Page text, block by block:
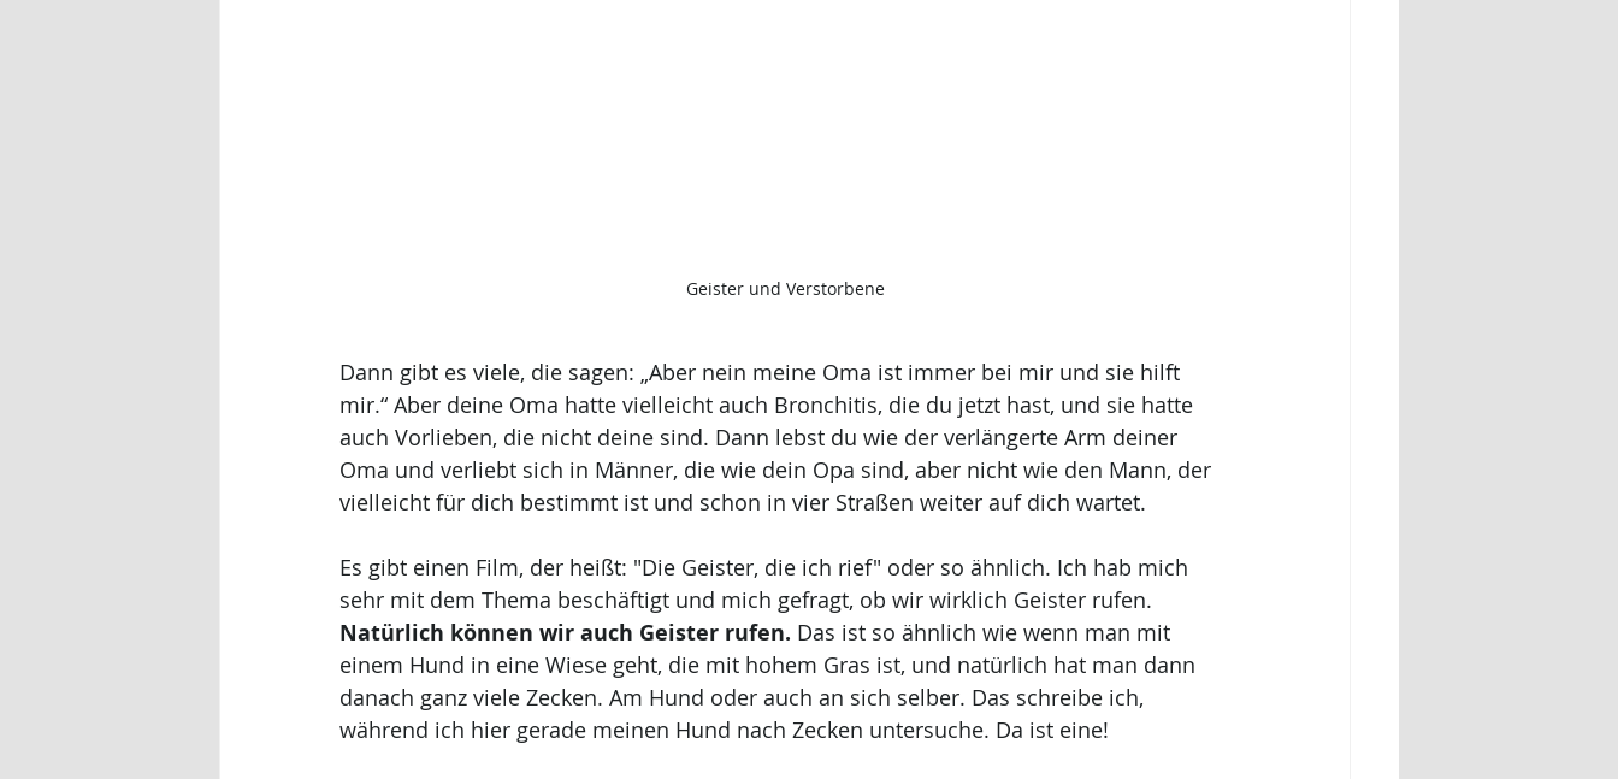
Geister und Verstorbene
Dann gibt es viele, die sagen: „Aber nein meine Oma ist immer bei mir und sie hilft
mir.“ Aber deine Oma hatte vielleicht auch Bronchitis, die du jetzt hast, und sie hatte
auch Vorlieben, die nicht deine sind. Dann lebst du wie der verlängerte Arm deiner
Oma und verliebt sich in Männer, die wie dein Opa sind, aber nicht wie den Mann, der
vielleicht für dich bestimmt ist und schon in vier Straßen weiter auf dich wartet.
Es gibt einen Film, der heißt: "Die Geister, die ich rief" oder so ähnlich. Ich hab mich
sehr mit dem Thema beschäftigt und mich gefragt, ob wir wirklich Geister rufen.
Natürlich können wir auch Geister rufen. Das ist so ähnlich wie wenn man mit
einem Hund in eine Wiese geht, die mit hohem Gras ist, und natürlich hat man dann
danach ganz viele Zecken. Am Hund oder auch an sich selber. Das schreibe ich,
während ich hier gerade meinen Hund nach Zecken untersuche. Da ist eine!